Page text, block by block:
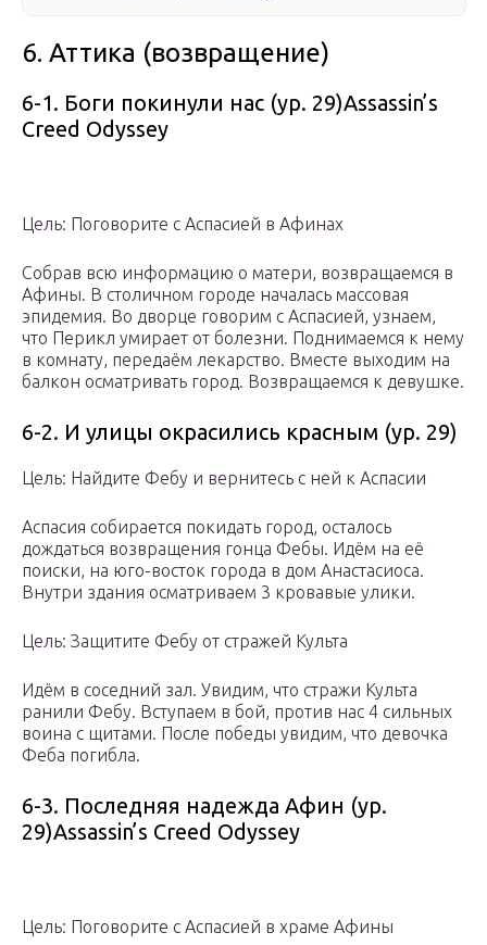
6. Аттика (возвращение)
6-1. Боги покинули нас (ур. 29)Assassin’s
Creed Odyssey
Цель: Поговорите с Аспасией в Афинах
Собрав всю информацию о матери, возвращаемся в
Афины. В столичном городе началась массовая
эпидемия. Во дворце говорим с Аспасией, узнаем,
что Перикл умирает от болезни. Поднимаемся к нему
в комнату, передаём лекарство. Вместе выходим на
балкон осматривать город. Возвращаемся к девушке.
6-2. И улицы окрасились красным (ур. 29)
Цель: Найдите Фебу и вернитесь с ней к Аспасии
Аспасия собирается покидать город, осталось
дождаться возвращения гонца Фебы. Идём на её
поиски, на юго-восток города в дом Анастасиоса.
Внутри здания осматриваем 3 кровавые улики.
Цель: Защитите Фебу от стражей Культа
Идём в соседний зал. Увидим, что стражи Культа
ранили Фебу. Вступаем в бой, против нас 4 сильных
воина с щитами. После победы увидим, что девочка
Феба погибла.
6-3. Последняя надежда Афин (ур.
29)Assassin’s Creed Odyssey
Цель: Поговорите с Аспасией в храме Афины